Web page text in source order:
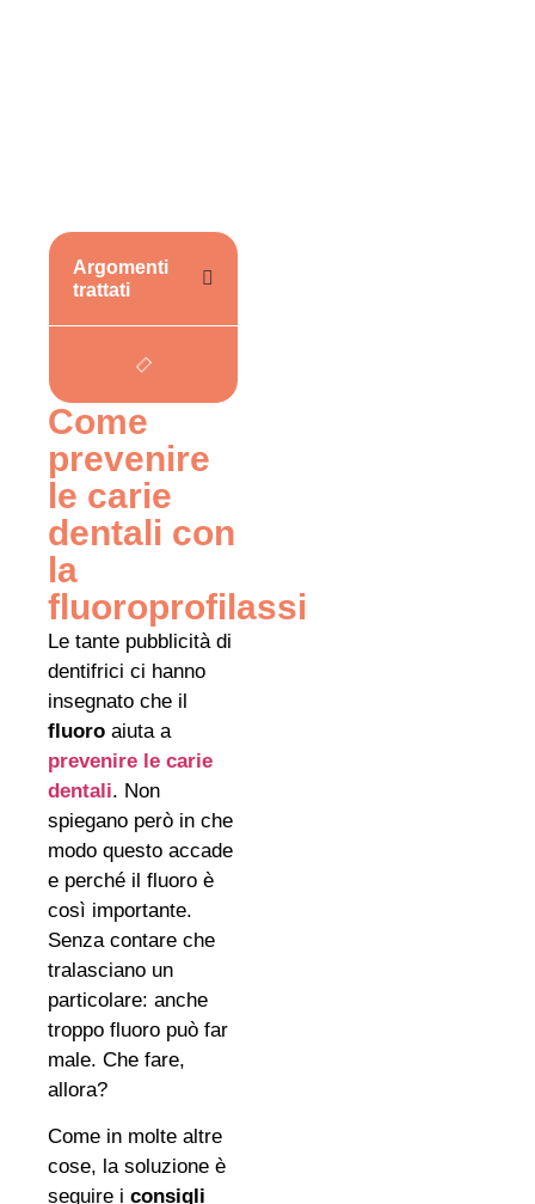
Argomenti
trattati
Come
prevenire
le carie
dentali con
la
fluoroprofilassi
Le tante pubblicità di
dentifrici ci hanno
insegnato che il
fluoro aiuta a
prevenire le carie
dentali. Non
spiegano però in che
modo questo accade
e perché il fluoro è
così importante.
Senza contare che
tralasciano un
particolare: anche
troppo fluoro può far
male. Che fare,
allora?
Come in molte altre
cose, la soluzione è
seguire i consigli